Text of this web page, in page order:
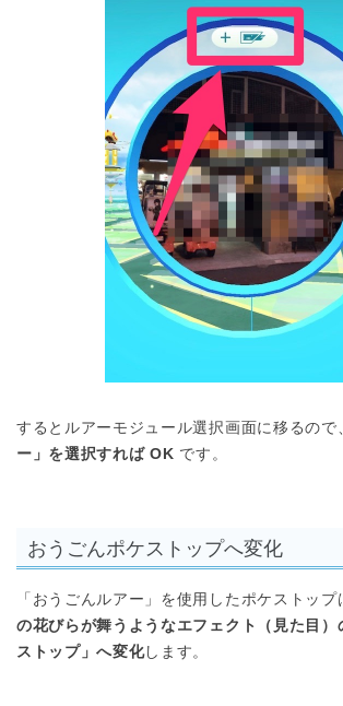
するとルアーモジュール選択画面に移るので
ー」を選択すれば OK です。
おうごんポケストップへ変化
「おうごんルアー」を使用したポケストップ
の花びらが舞うようなエフェクト（見た目）
ストップ」へ変化します。